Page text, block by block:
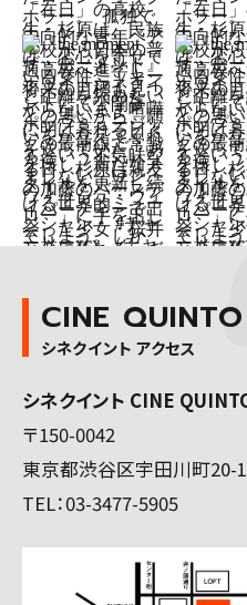
CINE
シネクイント アクセス
シネクイント CINE
〒150-0042
東京都渋谷区宇田川町20-
TEL：03-3477-5905